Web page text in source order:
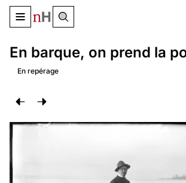
Basculer le menu de navigation
En barque, on prend la
En repérage